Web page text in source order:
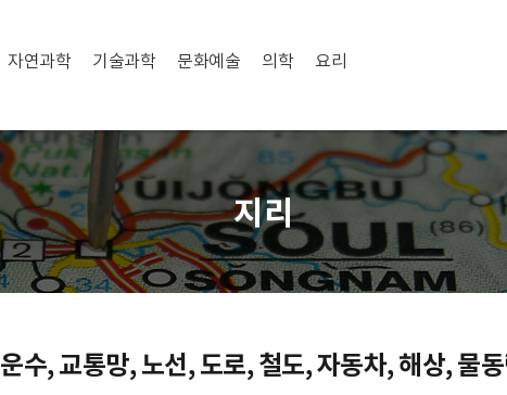
자연과학 기술과학 문화예술 의학 요리
지리
운수, 교통망, 노선, 도로, 철도, 자동차, 해상, 물